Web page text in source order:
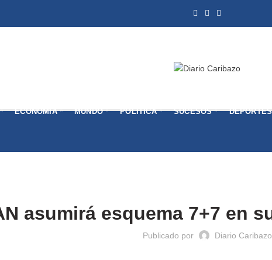
ECONOMÍA MUNDO POLÍTICA SUCESOS DEPORTES
asumirá esquema 7+7 en
Publicado por Diario Caribazo